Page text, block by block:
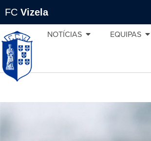
FC Vizela
NOTÍCIAS EQUIPAS